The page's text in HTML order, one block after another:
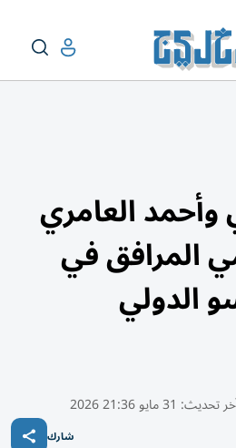
العامري
المرافق في
الدولي
تحديث: 31 مايو 21:36 2026
شارك